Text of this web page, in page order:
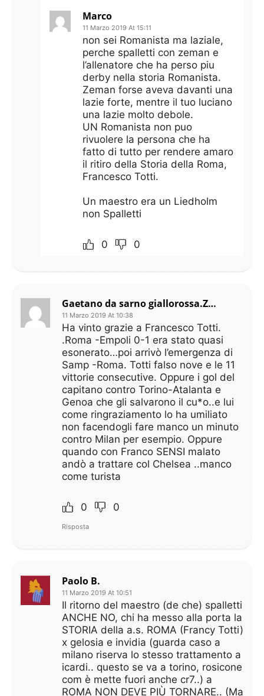
Marco
11 Marzo 2019 At 15:11
non sei Romanista ma laziale,
perche spalletti con zeman e
l’allenatore che ha perso piu
derby nella storia Romanista.
Zeman forse aveva davanti una
lazie forte, mentre il tuo luciano
una lazie molto debole.
UN Romanista non puo
rivuolere la persona che ha
fatto di tutto per rendere amaro
il ritiro della Storia della Roma,
Francesco Totti.
Un maestro era un Liedholm
non Spalletti
0 0
Gaetano da sarno giallorossa.ZANIOLO NON SI TOCCA
11 Marzo 2019 At 10:38
Ha vinto grazie a Francesco Totti.
.Roma -Empoli 0-1 era stato quasi
esonerato…poi arrivò l’emergenza di
Samp -Roma. Totti falso nove e le 11
vittorie consecutive. Oppure i gol del
capitano contro Torino-Atalanta e
Genoa che gli salvarono il cu*o..e lui
come ringraziamento lo ha umiliato
non facendogli fare manco un minuto
contro Milan per esempio. Oppure
quando con Franco SENSI malato
andò a trattare col Chelsea ..manco
come turista
0 0
Risposta
Paolo B.
11 Marzo 2019 At 10:51
Il ritorno del maestro (de che) spalletti
ANCHE NO, chi ha messo alla porta la
STORIA della a.s. ROMA (Francy Totti)
x gelosia e invidia (guarda caso a
milano riserva lo stesso trattamento a
icardi.. questo se va a torino, rosicone
com è mette fuori anche cr7..) a
ROMA NON DEVE PIÙ TORNARE.. (Ma